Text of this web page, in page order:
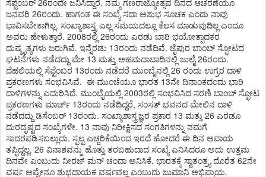
ಸೆಪ್ಟೆಂಬರ್ 26ರಂದೇ ಜನಿಸಿದ್ದಾರೆ. ನಮ್ಮ ಗಣರಾಜ್ಯೋತ್ಸವ ದಿನದ ಆಚರಣೆಯೂ
ಜನವರಿ 26ರಂದು. ಹಾಗಂತ ಈ ಸಂಖ್ಯೆ ಸದಾ ಅಶುಭ ಸೂಚಕ ಎಂದು ನಾವು
ಭಾವಿಸಬೇಕಾಗಿಲ್ಲ. ಸಂಖ್ಯಾಶಾಸ್ತ್ರ ಎಲ್ಲ ಸಮಯದಲ್ಲೂ ಕೆಲಸ ಮಾಡುವುದಿಲ್ಲ ಎಂದೂ
ಅವರು ಹೇಳುತ್ತಾರೆ. 2008ರಲ್ಲಿ 26ರಂದು ಎರಡು ಬಾರಿ ಭಯೋತ್ಪಾದಕರ
ದುಷ್ಕೃತ್ಯಗಳು ಜರುಗಿವೆ. ಇನ್ನೆರಡು 13ರಂದು ನಡೆದಿವೆ. ಜೈಪುರ ಬಾಂಬ್ ಸ್ಫೋಟದ
ಘಟನೆಗಳು ನಡೆದದ್ದು ಮೇ 13 ಮತ್ತು ಅಹಮದಾಬಾದಿನಲ್ಲಿ ಜುಲೈ 26ರಂದು.
ದೆಹಲಿಯಲ್ಲಿ ಸೆಪ್ಟೆಂಬರ 13ರಂದು ನಡೆದರೆ ಮುಂಬೈನಲ್ಲಿ 26 ರಂದು ಉಗ್ರರ ದಾಳಿ
ಪ್ರಕರಣಗಳು ಸಂಭವಿಸಿವೆ. ಈ ಮುಂಚೆಯೂ ಭಾರತ 13ನೇ ದಿನಾಂಕದಂದು ಭಾರಿ
ದಾಳಿಗಳನ್ನು ಎದುರಿಸಿದೆ. ಮುಂಬೈಯಲ್ಲಿ 2003ರಲ್ಲಿ ಸಂಭವಿಸಿದ ಸರಣಿ ಬಾಂಬ್ ಸ್ಫೋಟ
ಪ್ರಕರಣಗಳು ಮಾರ್ಚ್ 13ರಂದು ನಡೆದಿದ್ದರೆ, ಸಂಸತ್ ಭವನದ ಮೇಲಿನ ದಾಳಿ
ನಡೆದದ್ದು ಡಿಸೆಂಬರ್ 13ರಂದು. ಸಂಖ್ಯಾಶಾಸ್ತ್ರಜ್ಞರ ಪ್ರಕಾರ 13 ಮತ್ತು 26 ಎರಡೂ
ದುರದೃಷ್ಟದ ಸಂಖ್ಯೆಗಳೇ. 13 ನಾವು ನಿರೀಕ್ಷಿಸದ ಸಂಗತಿಗಳನ್ನು ನಮಗೆ
ಸಾದರಪಡಿಸಬಲ್ಲುದು. ಸ್ಪಲ್ಪ ಎಚ್ಚರಿಕೆಯಿಂದ ಇರದೆ ಹೋದರೆ ಈ ದಿನ ಅಪಾಯ
ತಪ್ಪಿದ್ದಲ್ಲ. 26 ವಿನಾಶವನ್ನು ಹೊತ್ತು ತರಬಹುದಾದ ಸಂಖ್ಯೆ ಎನಿಸಿದರೂ ಅದು ಉತ್ತಮ
ದಿನವೇ ಎಂಬುದು ನೀರಜ್ ಮನ್‌ ಚಂದಾ ಅನಿಸಿಕೆ. ಭಾರತಕ್ಕೆ ಸ್ವಾತಂತ್ರ್ಯ ದೊರೆತ 62ನೇ
ವರ್ಷ ಅಷ್ಟೇನೂ ಶುಭದಾಯಕ ವರ್ಷವಲ್ಲ ಎಂಬುದು ಜುಮಾನಿ ಅಭಿಪ್ರಾಯ.